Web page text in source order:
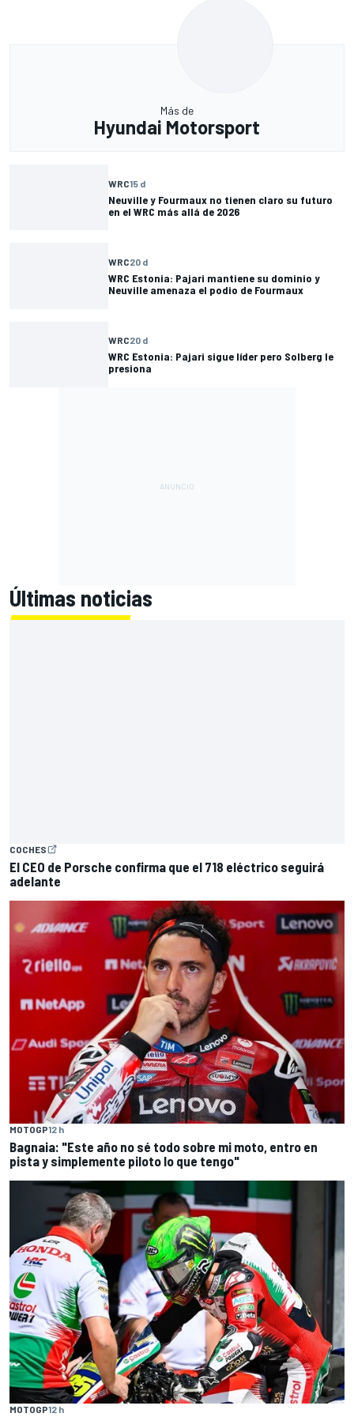
Más de
Hyundai Motorsport
WRC15 d
Neuville y Fourmaux no tienen claro su futuro
en el WRC más allá de 2026
WRC20 d
WRC Estonia: Pajari mantiene su dominio y
Neuville amenaza el podio de Fourmaux
WRC20 d
WRC Estonia: Pajari sigue líder pero Solberg le
presiona
Últimas noticias
COCHES
El CEO de Porsche confirma que el 718 eléctrico seguirá
adelante
MOTOGP12 h
Bagnaia: "Este año no sé todo sobre mi moto, entro en
pista y simplemente piloto lo que tengo"
MOTOGP12 h